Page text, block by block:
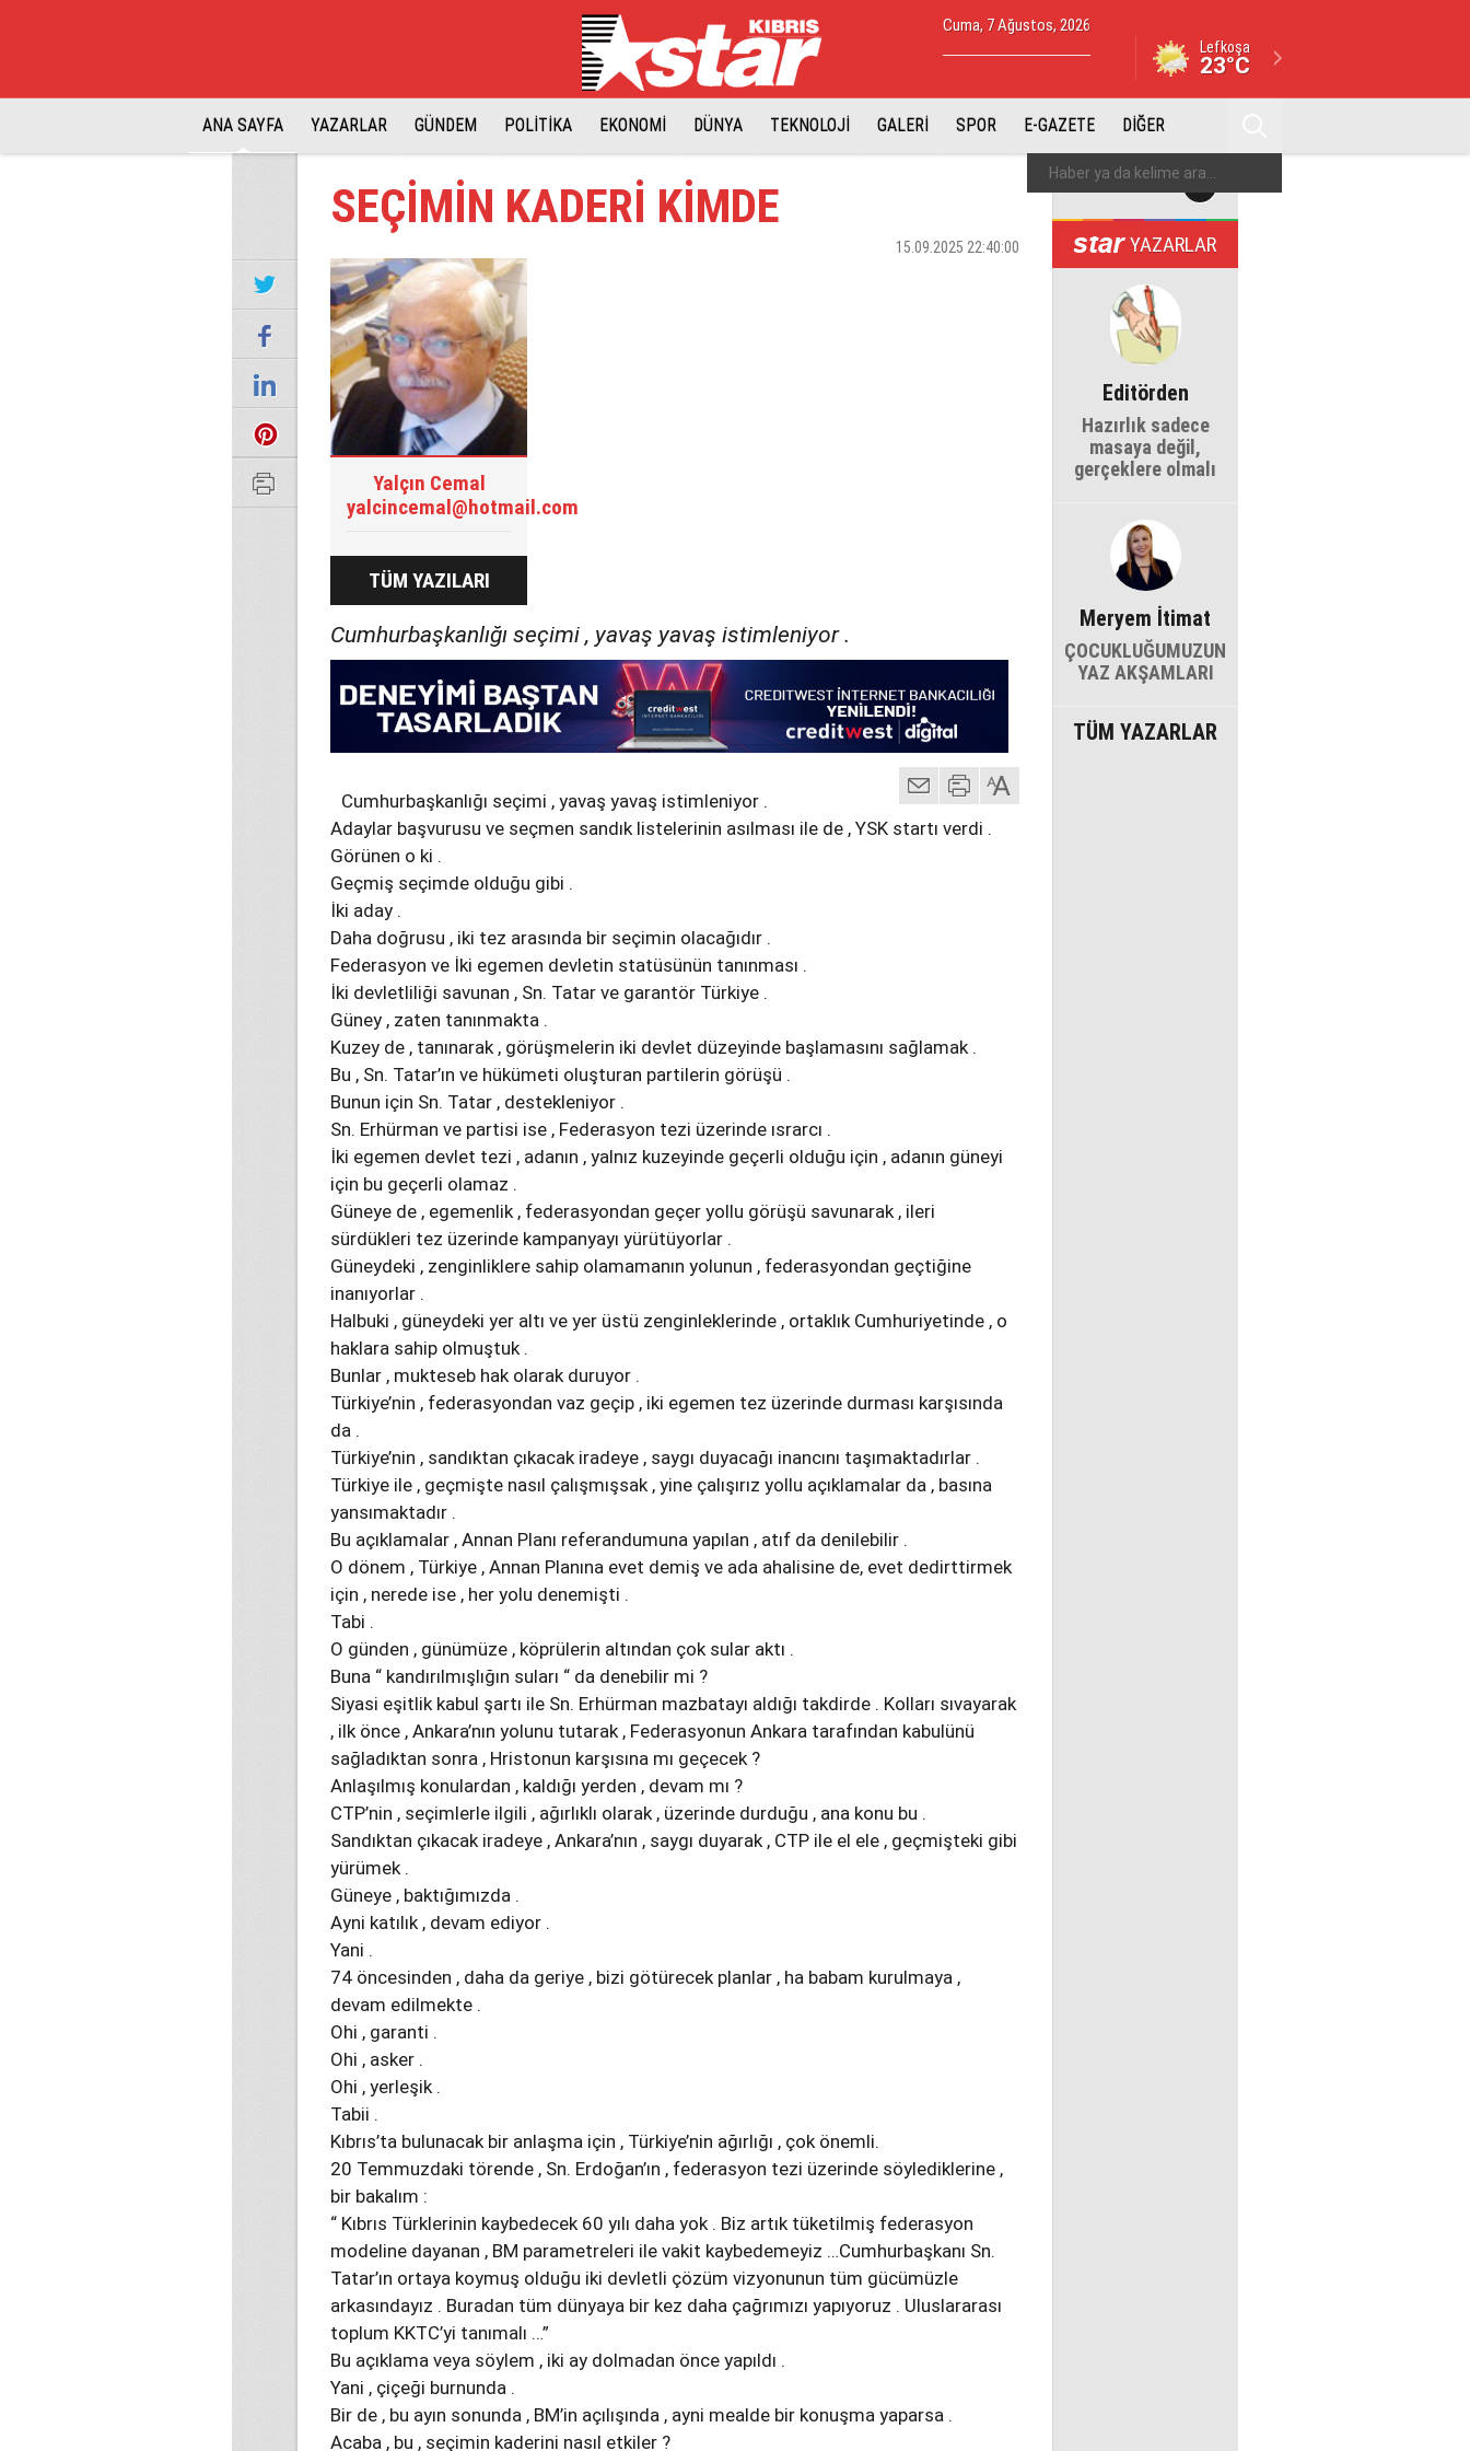
Cuma, 7 Ağustos, 2026
Lefkoşa
23°C
ANA SAYFA YAZARLAR GÜNDEM POLİTİKA EKONOMİ DÜNYA TEKNOLOJİ GALERİ SPOR E-GAZETE DİĞER
SEÇİMİN KADERİ KİMDE
15.09.2025 22:40:00
Yalçın Cemal
yalcincemal@hotmail.com
TÜM YAZILARI
Cumhurbaşkanlığı seçimi , yavaş yavaş istimleniyor .
Cumhurbaşkanlığı seçimi , yavaş yavaş istimleniyor .
Adaylar başvurusu ve seçmen sandık listelerinin asılması ile de , YSK startı verdi .
Görünen o ki .
Geçmiş seçimde olduğu gibi .
İki aday .
Daha doğrusu , iki tez arasında bir seçimin olacağıdır .
Federasyon ve İki egemen devletin statüsünün tanınması .
İki devletliliği savunan , Sn. Tatar ve garantör Türkiye .
Güney , zaten tanınmakta .
Kuzey de , tanınarak , görüşmelerin iki devlet düzeyinde başlamasını sağlamak .
Bu , Sn. Tatar’ın ve hükümeti oluşturan partilerin görüşü .
Bunun için Sn. Tatar , destekleniyor .
Sn. Erhürman ve partisi ise , Federasyon tezi üzerinde ısrarcı .
İki egemen devlet tezi , adanın , yalnız kuzeyinde geçerli olduğu için , adanın güneyi
için bu geçerli olamaz .
Güneye de , egemenlik , federasyondan geçer yollu görüşü savunarak , ileri
sürdükleri tez üzerinde kampanyayı yürütüyorlar .
Güneydeki , zenginliklere sahip olamamanın yolunun , federasyondan geçtiğine
inanıyorlar .
Halbuki , güneydeki yer altı ve yer üstü zenginleklerinde , ortaklık Cumhuriyetinde , o
haklara sahip olmuştuk .
Bunlar , mukteseb hak olarak duruyor .
Türkiye’nin , federasyondan vaz geçip , iki egemen tez üzerinde durması karşısında
da .
Türkiye’nin , sandıktan çıkacak iradeye , saygı duyacağı inancını taşımaktadırlar .
Türkiye ile , geçmişte nasıl çalışmışsak , yine çalışırız yollu açıklamalar da , basına
yansımaktadır .
Bu açıklamalar , Annan Planı referandumuna yapılan , atıf da denilebilir .
O dönem , Türkiye , Annan Planına evet demiş ve ada ahalisine de, evet dedirttirmek
için , nerede ise , her yolu denemişti .
Tabi .
O günden , günümüze , köprülerin altından çok sular aktı .
Buna “ kandırılmışlığın suları “ da denebilir mi ?
Siyasi eşitlik kabul şartı ile Sn. Erhürman mazbatayı aldığı takdirde . Kolları sıvayarak
, ilk önce , Ankara’nın yolunu tutarak , Federasyonun Ankara tarafından kabulünü
sağladıktan sonra , Hristonun karşısına mı geçecek ?
Anlaşılmış konulardan , kaldığı yerden , devam mı ?
CTP’nin , seçimlerle ilgili , ağırlıklı olarak , üzerinde durduğu , ana konu bu .
Sandıktan çıkacak iradeye , Ankara’nın , saygı duyarak , CTP ile el ele , geçmişteki gibi
yürümek .
Güneye , baktığımızda .
Ayni katılık , devam ediyor .
Yani .
74 öncesinden , daha da geriye , bizi götürecek planlar , ha babam kurulmaya ,
devam edilmekte .
Ohi , garanti .
Ohi , asker .
Ohi , yerleşik .
Tabii .
Kıbrıs’ta bulunacak bir anlaşma için , Türkiye’nin ağırlığı , çok önemli.
20 Temmuzdaki törende , Sn. Erdoğan’ın , federasyon tezi üzerinde söylediklerine ,
bir bakalım :
“ Kıbrıs Türklerinin kaybedecek 60 yılı daha yok . Biz artık tüketilmiş federasyon
modeline dayanan , BM parametreleri ile vakit kaybedemeyiz …Cumhurbaşkanı Sn.
Tatar’ın ortaya koymuş olduğu iki devletli çözüm vizyonunun tüm gücümüzle
arkasındayız . Buradan tüm dünyaya bir kez daha çağrımızı yapıyoruz . Uluslararası
toplum KKTC’yi tanımalı …”
Bu açıklama veya söylem , iki ay dolmadan önce yapıldı .
Yani , çiçeği burnunda .
Bir de , bu ayın sonunda , BM’in açılışında , ayni mealde bir konuşma yaparsa .
Acaba , bu , seçimin kaderini nasıl etkiler ?
YAZARLAR
Editörden
Hazırlık sadece
masaya değil,
gerçeklere olmalı
Meryem İtimat
ÇOCUKLUĞUMUZUN
YAZ AKŞAMLARI
TÜM YAZARLAR